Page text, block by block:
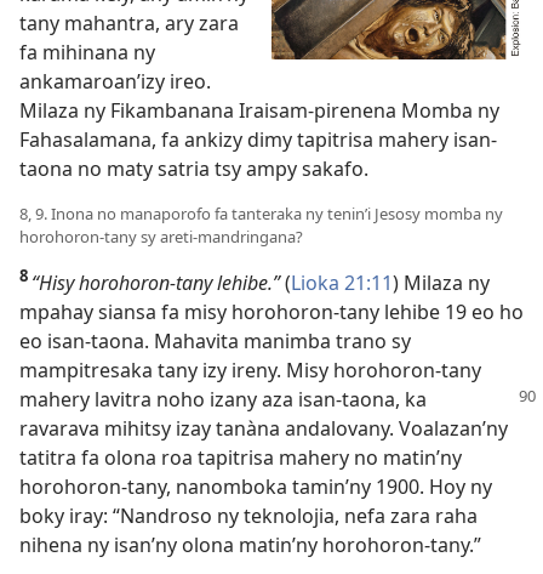
tany mahantra, ary zara
fa mihinana ny
ankamaroan’izy ireo.
Milaza ny Fikambanana Iraisam-pirenena Momba ny
Fahasalamana, fa ankizy dimy tapitrisa mahery isan-
taona no maty satria tsy ampy sakafo.
8, 9. Inona no manaporofo fa tanteraka ny tenin’i Jesosy momba ny
horohoron-tany sy areti-mandringana?
8 “Hisy horohoron-tany lehibe.”(Lioka 21:11) Milaza ny
mpahay siansa fa misy horohoron-tany lehibe 19 eo ho
eo isan-taona. Mahavita manimba trano sy
mampitresaka tany izy ireny. Misy horohoron-tany
mahery lavitra noho izany aza isan-taona, ka
ravarava mihitsy izay tanàna andalovany. Voalazan’ny
tatitra fa olona roa tapitrisa mahery no matin’ny
horohoron-tany, nanomboka tamin’ny 1900. Hoy ny
boky iray: “Nandroso ny teknolojia, nefa zara raha
nihena ny isan’ny olona matin’ny horohoron-tany.”